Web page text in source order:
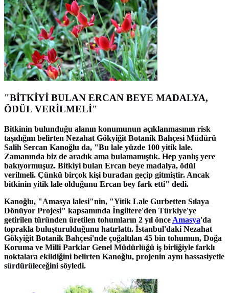
"BİTKİYİ BULAN ERCAN BEYE MADALYA,
ÖDÜL VERİLMELİ"
Bitkinin bulunduğu alanın konumunun açıklanmasının risk
taşıdığını belirten Nezahat Gökyiğit Botanik Bahçesi Müdürü
Salih Sercan Kanoğlu da, "Bu lale yüzde 100 yitik lale.
Zamanında biz de aradık ama bulamamıştık. Hep yanlış yere
bakıyormuşuz. Bitkiyi bulan Ercan beye madalya, ödül
verilmeli. Çünkü birçok kişi buradan geçip gitmiştir. Ancak
bitkinin yitik lale olduğunu Ercan bey fark etti" dedi.
Kanoğlu, "Amasya lalesi"nin, "Yitik Lale Gurbetten Sılaya
Dönüyor Projesi" kapsamında İngiltere'den Türkiye'ye
getirilen türünden üretilen tohumların 2 yıl önce Amasya'da
toprakla buluşturulduğunu hatırlattı. İstanbul'daki Nezahat
Gökyiğit Botanik Bahçesi'nde çoğaltılan 45 bin tohumun, Doğa
Koruma ve Milli Parklar Genel Müdürlüğü iş birliğiyle farklı
noktalara ekildiğini belirten Kanoğlu, projenin aynı hassasiyetle
sürdürüleceğini söyledi.